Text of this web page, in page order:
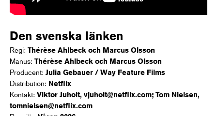
Den svenska länken
Regi: Thérèse Ahlbeck och Marcus Olsson
Manus: Thérèse Ahlbeck och Marcus Olsson
Producent: Julia Gebauer / Way Feature Films
Distribution: Netflix
Kontakt: Viktor Juholt, vjuholt@netflix.com; Tom Nielsen,
tomnielsen@netflix.com